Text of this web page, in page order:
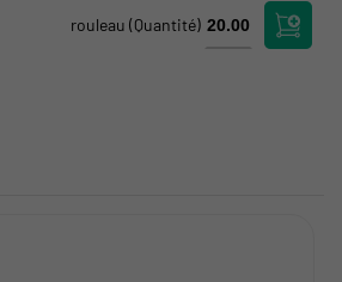
rouleau (Quantité)